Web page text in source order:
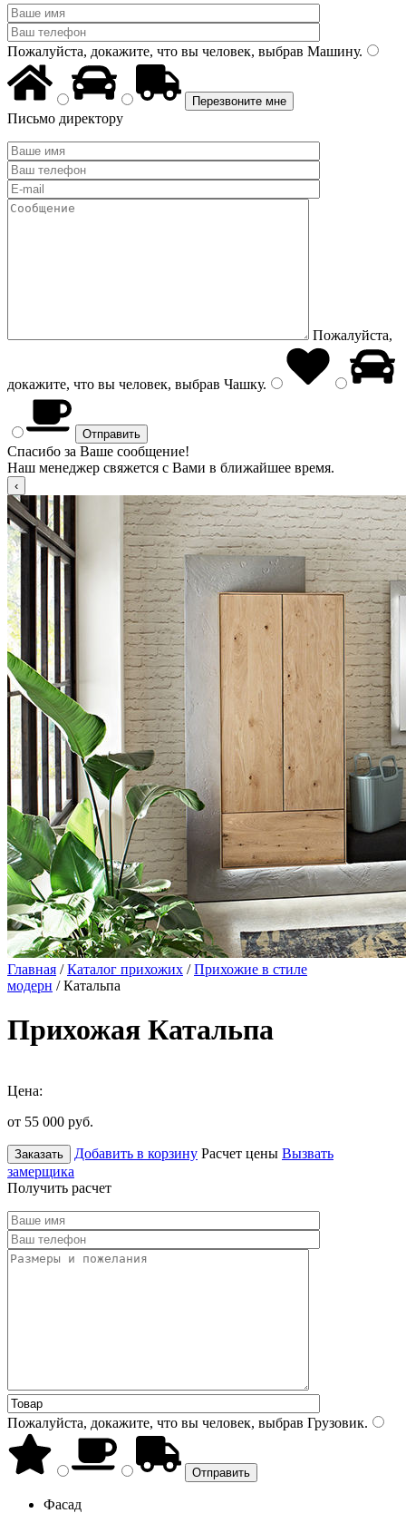
Пожалуйста, докажите, что вы человек, выбрав Машину.
Письмо директору
Пожалуйста,
докажите, что вы человек, выбрав Чашку.
Спасибо за Ваше сообщение!
Наш менеджер свяжется с Вами в ближайшее время.
Главная /Каталог прихожих /Прихожие в стиле
модерн / Катальпа
Прихожая Катальпа
Цена:
от 55 000 руб.
Заказать Добавить в корзину Расчет цены Вызвать
замерщика
Получить расчет
Пожалуйста, докажите, что вы человек, выбрав Грузовик.
Фасад